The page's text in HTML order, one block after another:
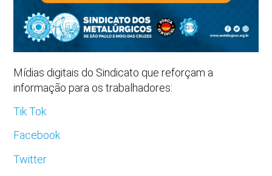
Mídias digitais do Sindicato que reforçam a
informação para os trabalhadores:
Tik Tok
Facebook
Twitter